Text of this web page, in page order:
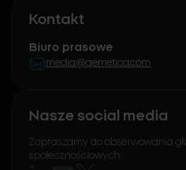
Kontakt
Biuro prasowe
media@qemetica.com
Nasze social media
Zapraszamy do obserwowania
społecznościowych: